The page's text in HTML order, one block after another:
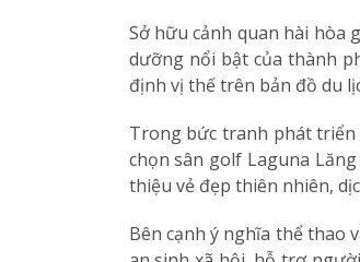
Sở hữu cảnh quan hài hòa
dưỡng nổi bật của thành
định vị thế trên bản đồ du
Trong bức tranh phát triển
chọn sân golf Laguna
thiệu vẻ đẹp thiên nhiên,
Bên cạnh ý nghĩa thể thao